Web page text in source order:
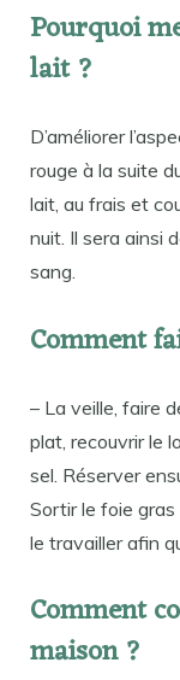
Pourquoi
lait ?
D’améliorer
rouge à la suite
lait, au frais et
nuit. Il sera ainsi
sang.
Comment
– La veille, faire
plat, recouvrir le
sel. Réserver
Sortir le foie
le travailler afin
Comment
maison ?